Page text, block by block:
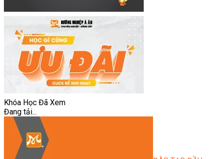
Khóa Học Đã Xem
Đang tải...